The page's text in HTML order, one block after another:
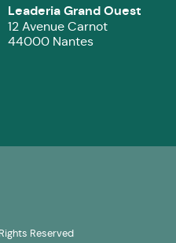
Leaderia Grand Ouest
12 Avenue Carnot
44000 Nantes
Reserved